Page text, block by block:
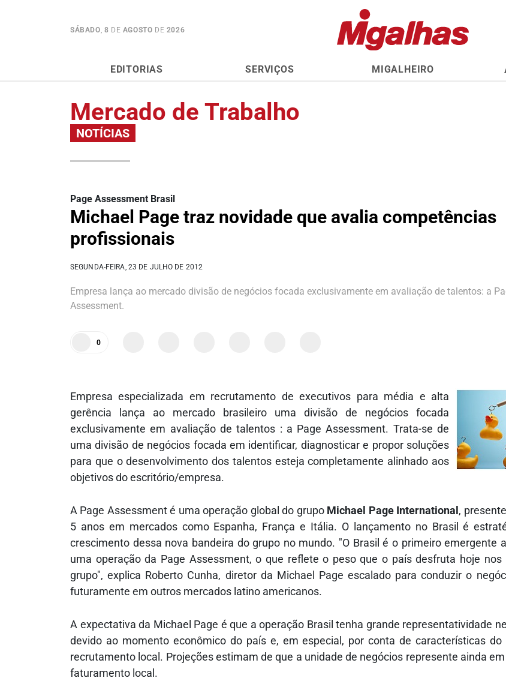
SÁBADO, 8 DE AGOSTO DE 2026
EDITORIAS SERVIÇOS MIGALHEIRO
Mercado de Trabalho
NOTÍCIAS
Page Assessment Brasil
Michael Page traz novidade que avalia competências
profissionais
SEGUNDA-FEIRA, 23 DE JULHO DE 2012
Empresa lança ao mercado divisão de negócios focada exclusivamente em avaliação de talentos: a
Assessment.
0
Empresa especializada em recrutamento de executivos para média e alta
gerência lança ao mercado brasileiro uma divisão de negócios focada
exclusivamente em avaliação de talentos : a Page Assessment. Trata-se de
uma divisão de negócios focada em identificar, diagnosticar e propor soluções
para que o desenvolvimento dos talentos esteja completamente alinhado aos
objetivos do escritório/empresa.
A Page Assessment é uma operação global do grupo Michael Page International ,
5 anos em mercados como Espanha, França e Itália. O lançamento no Brasil é
crescimento dessa nova bandeira do grupo no mundo. "O Brasil é o primeiro emergente
uma operação da Page Assessment, o que reflete o peso que o país desfruta hoje nos
grupo", explica Roberto Cunha, diretor da Michael Page escalado para conduzir o
futuramente em outros mercados latino americanos.
A expectativa da Michael Page é que a operação Brasil tenha grande representatividade
devido ao momento econômico do país e, em especial, por conta de características do
recrutamento local. Projeções estimam de que a unidade de negócios represente ainda em
faturamento local.